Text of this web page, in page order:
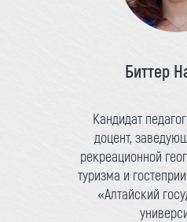
Биттер
Кандидат
доцент,
рекреационной
туризма и
«Алтайский